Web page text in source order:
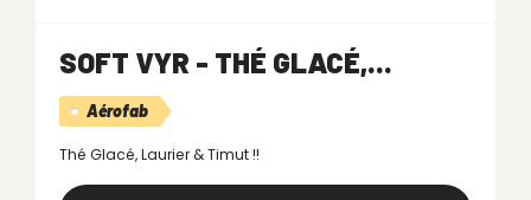
SOFT VYR - THÉ GLACÉ,...
Aérofab
Thé Glacé, Laurier & Timut !!